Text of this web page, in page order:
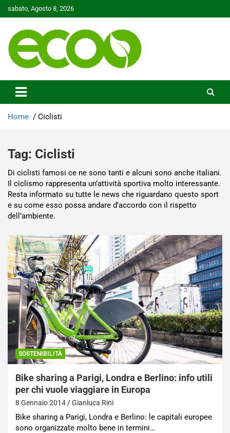
to
sabato, Agosto 8, 2026
Ecoo.it
Home Ciclisti
Tag: Ciclisti
Di ciclisti famosi ce ne sono tanti e alcuni sono anche italiani.
Il ciclismo rappresenta un’attività sportiva molto interessante.
Resta informato su tutte le news che riguardano questo sport
e su come esso possa andare d’accordo con il rispetto
dell’ambiente.
SOSTENIBILITÀ
Bike sharing a Parigi, Londra e Berlino: info utili
per chi vuole viaggiare in Europa
8 Gennaio 2014 Gianluca Rini
Bike sharing a Parigi, Londra e Berlino: le capitali europee
sono organizzate molto bene in termini…